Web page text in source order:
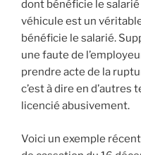
dont bénéficie le salarié
véhicule est un
bénéficie le salarié.
une faute de
prendre acte de la
c’est à dire en
licencié abusivement.
Voici un exemple